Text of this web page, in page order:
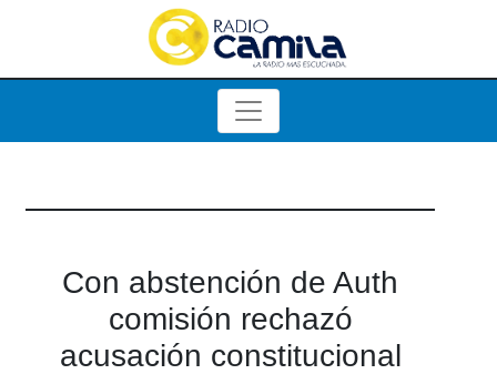
Con abstención de Auth
comisión rechazó
acusación constitucional